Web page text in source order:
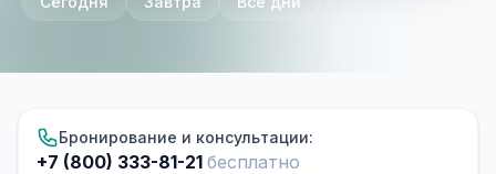
Бронирование и консультации:
+7 (800) 333-81-21 бесплатно